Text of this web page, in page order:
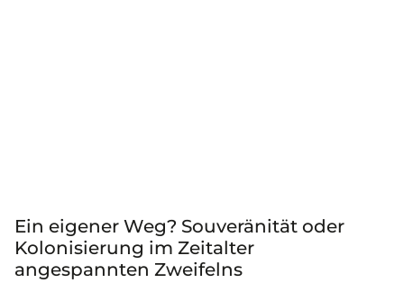
Ein eigener Weg? Souveränität oder
Kolonisierung im Zeitalter
angespannten Zweifelns